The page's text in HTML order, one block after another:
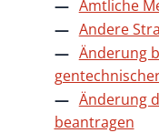
Amtliche
Andere
Änderung
Änderung
beantragen